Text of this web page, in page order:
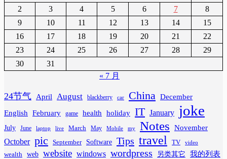
2
3 4 5 6 7
8
9
10 11 12 13 14
15
16
17 18 19 20 21
22
23
24 25 26 27 28
29
30
31
« 7 月
24节气 April August blackberry car China
December
English
February game health holiday IT January joke
July June laptop live March May Mobile my Notes November
October pic September Software Tips travel TV video
wealth web website windows wordpress 另类其它 我的列表